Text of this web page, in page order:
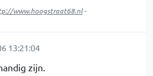
www.hoogstraat68.nl-
13:21:04
zijn.